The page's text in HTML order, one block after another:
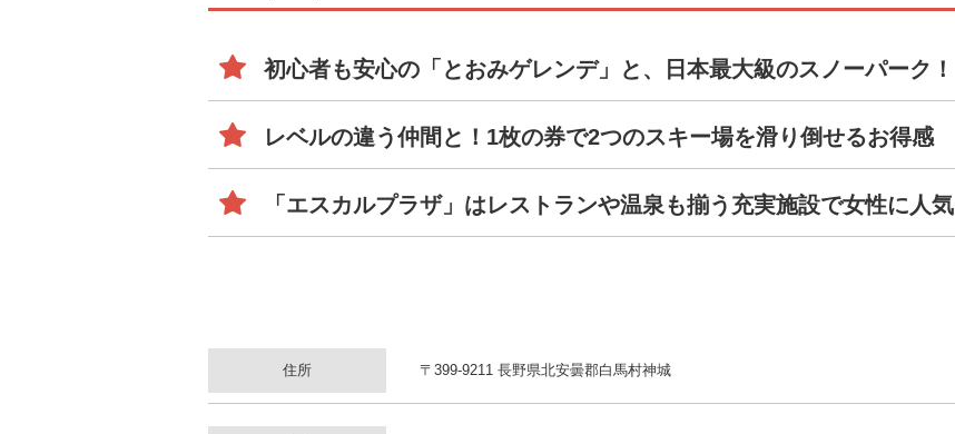
初心者も安心の「とおみゲレンデ」と、日本最大級のスノーパーク！
レベルの違う仲間と！1枚の券で2つのスキー場を滑り倒せるお得感
「エスカルプラザ」はレストランや温泉も揃う充実施設で女性に人気
住所 〒399-9211 長野県北安曇郡白馬村神城